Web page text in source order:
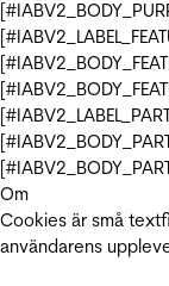
Om
Cookies är små
användarens